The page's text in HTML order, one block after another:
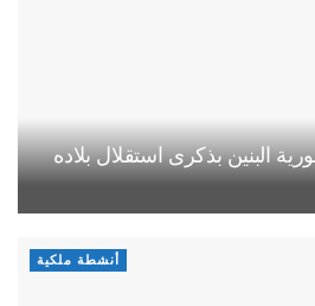
البنين بذكرى استقلال بلاده
أنشطة ملكية